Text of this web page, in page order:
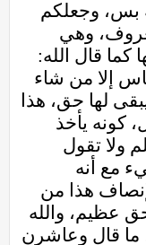
بس، وجعلكم
وهي
قال الله:
أكثر الناس إلا من شاء
لها حق، هذا
كونه يأخذ
ولا تقول
مع أنه
هذا من
عظيم، والله
وَعَاشِرُوهُنَّ [الفاتحة:19]، ما قال وعاشرن